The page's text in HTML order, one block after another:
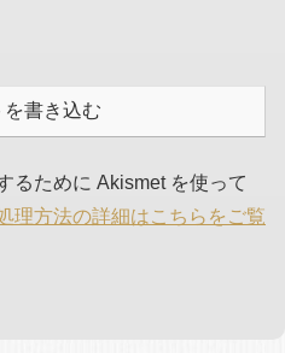
を書き込む
るために Akismet を使って
理方法の詳細はこちらをご覧